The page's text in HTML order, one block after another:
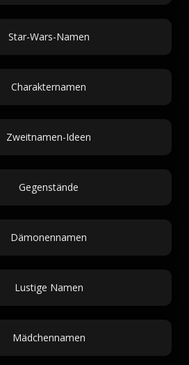
Star-Wars-Namen
Charakternamen
Zweitnamen-Ideen
Gegenstände
Dämonennamen
Lustige Namen
Mädchennamen